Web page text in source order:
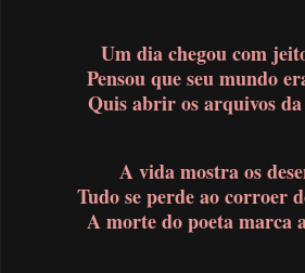
Um dia chegou com
Pensou que seu mundo
Quis abrir os arquivos
A vida mostra os
Tudo se perde ao corroer
A morte do poeta marca